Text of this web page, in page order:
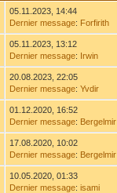
05.11.2023, 14:44
Dernier message: Forfirith
05.11.2023, 13:12
Dernier message: Irwin
20.08.2023, 22:05
Dernier message:Yvdir
01.12.2020, 16:52
Dernier message: Bergelmir
17.08.2020, 10:02
Dernier message: Bergelmir
10.05.2020, 01:33
Dernier message:isami